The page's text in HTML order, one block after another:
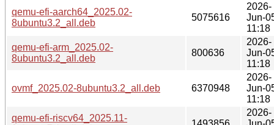
qemu-efi-aarch64_2025.02-
8ubuntu3.2_all.deb
5075616
2026-
Jun-
11:18
qemu-efi-arm_2025.02-
8ubuntu3.2_all.deb
800636
2026-
Jun-
11:18
ovmf_2025.02-8ubuntu3.2_all.deb 6370948
2026-
Jun-
11:18
qemu-efi-riscv64_2025.11-
2026-